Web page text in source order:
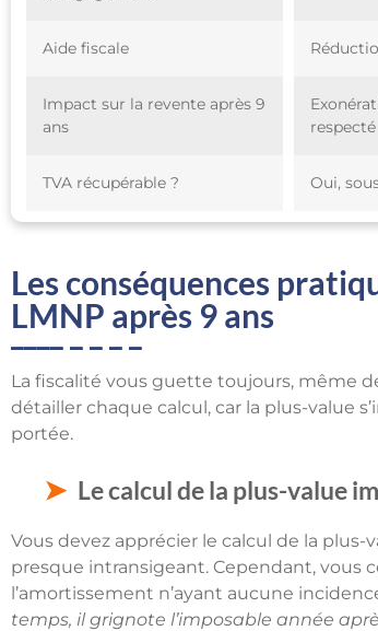
Aide fiscale
Impact sur la revente après 9
ans
respecté
TVA récupérable ? Oui,
Les conséquences
LMNP après 9 ans
La fiscalité vous guette toujours, même
détailler chaque calcul, car la plus-value
portée.
Le calcul de la plus-value
Vous devez apprécier le calcul de la
presque intransigeant. Cependant, vous
l’amortissement n’ayant aucune
temps, il grignote l’imposable année